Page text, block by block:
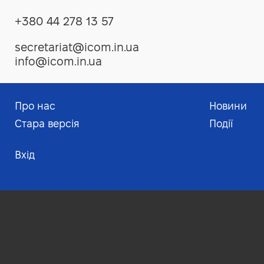
+380 44 278 13 57
secretariat@icom.in.ua
info@icom.in.ua
Меню нижнього
Про нас
Стара версія
Меню
Вхід
Новини
Події